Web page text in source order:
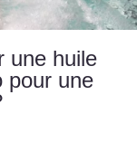
une huile
pour une